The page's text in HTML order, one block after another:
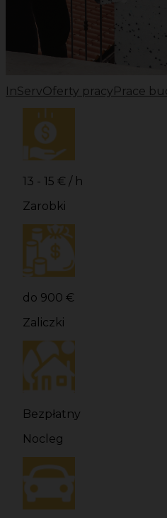
InServOferty pracy Prace
13 - 15 € / h
Zarobki
do 900 €
Zaliczki
Bezpłatny
Nocleg